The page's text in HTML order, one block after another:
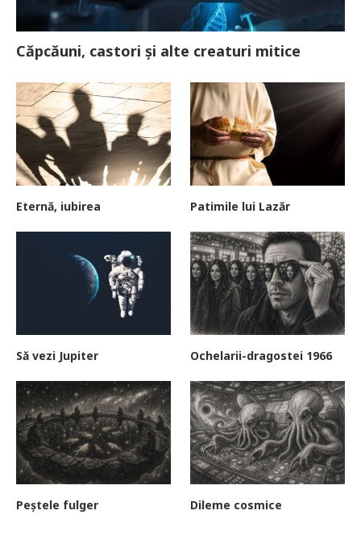
Căpcăuni, castori și alte creaturi mitice
Eternă, iubirea Patimile lui Lazăr
Să vezi Jupiter Ochelarii-dragostei 1966
Peștele fulger Dileme cosmice